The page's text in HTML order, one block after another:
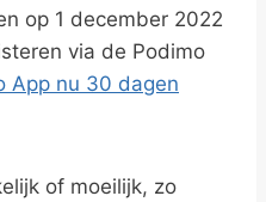
op 1 december 2022
via de Podimo
App nu 30 dagen
of moeilijk, zo